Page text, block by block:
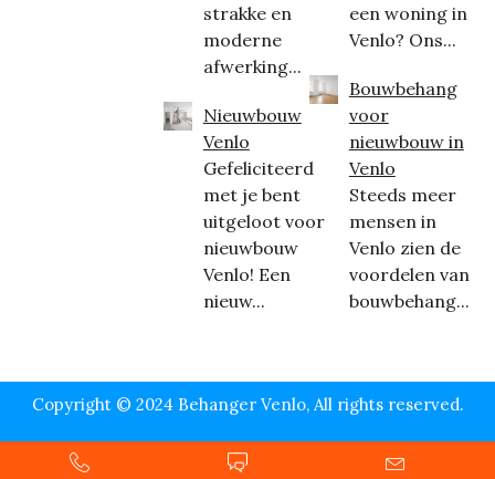
strakke en
moderne
afwerking...
Nieuwbouw
Venlo
Gefeliciteerd
met je bent
uitgeloot voor
nieuwbouw
Venlo! Een
nieuw...
een woning in
Venlo? Ons...
Bouwbehang
voor
nieuwbouw in
Venlo
Steeds meer
mensen in
Venlo zien de
voordelen van
bouwbehang...
Copyright © 2024 Behanger Venlo, All rights reserved.